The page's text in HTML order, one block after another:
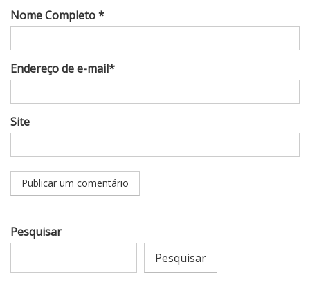
Nome Completo *
Endereço de e-mail*
Site
Pesquisar
Pesquisar